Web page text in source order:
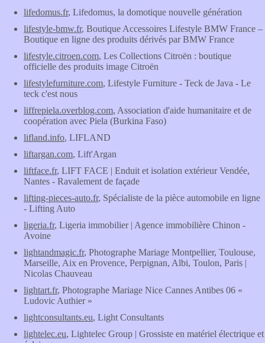
lifedomus.fr, Lifedomus, la domotique nouvelle génération
lifestyle-bmw.fr, Boutique Accessoires Lifestyle BMW France –
Boutique en ligne des produits dérivés par BMW France
lifestyle.citroen.com, Les Collections Citroën : boutique
officielle des produits image Citroën
lifestylefurniture.com, Lifestyle Furniture - Teck de Java - Le
teck c'est nous
liffrepiela.overblog.com, Association d'aide humanitaire et de
coopération avec Piela (Burkina Faso)
lifland.info, LIFLAND
liftargan.com, Lift'Argan
liftface.fr, LIFT FACE | Enduit et isolation extérieur Vendée,
Nantes - Ravalement de façade
lifting-pieces-auto.fr, Spécialiste de la pièce automobile en ligne
- Lifting Auto
ligeria.fr, Ligeria immobilier | Agence immobilière Chinon -
Avoine
lightandmagic.fr, Photographe Mariage Montpellier, Toulouse,
Marseille, Aix en Provence, Perpignan, Albi, Toulon, Paris |
Nicolas Chauveau
lightart.fr, Photographe Mariage Nice Cannes Antibes 06 «
Ludovic Authier »
lightconsultants.eu, Light Consultants
lightelec.eu, Lightelec Group | Grossiste en matériel électrique et